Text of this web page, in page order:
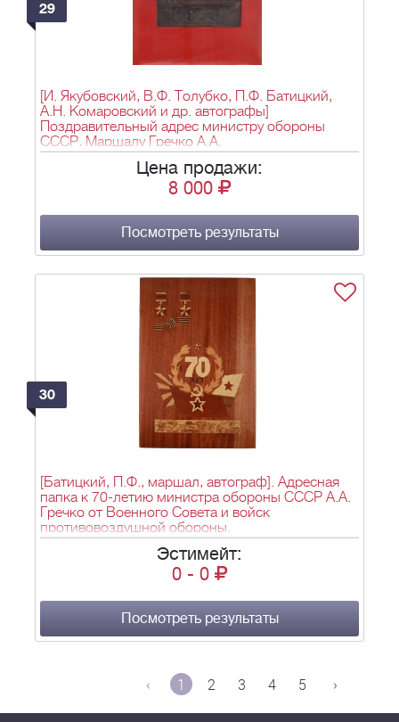
29
[И. Якубовский, В.Ф. Толубко, П.Ф. Батицкий,
А.Н. Комаровский и др. автографы]
Поздравительный адрес министру обороны
СССР, Маршалу Гречко А.А.
Цена продажи:
8 000
Посмотреть результаты
30
[Батицкий, П.Ф., маршал, автограф]. Адресная
папка к 70-летию министра обороны СССР А.А.
Гречко от Военного Совета и войск
противовоздушной обороны.
Эстимейт:
0 - 0
Посмотреть результаты
‹ 1 2 3 4 5 ›